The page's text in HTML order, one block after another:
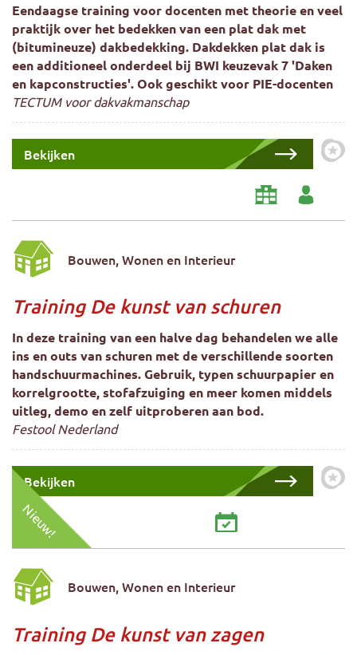
Eendaagse training voor docenten met theorie en veel
praktijk over het bedekken van een plat dak met
(bitumineuze) dakbedekking. Dakdekken plat dak is
een additioneel onderdeel bij BWI keuzevak 7 'Daken
en kapconstructies'. Ook geschikt voor PIE-docenten
TECTUM voor dakvakmanschap
Bekijken Zet
Nieuw!
Bouwen, Wonen en Interieur
Training De kunst van schuren
In deze training van een halve dag behandelen we alle
ins en outs van schuren met de verschillende soorten
handschuurmachines. Gebruik, typen schuurpapier en
korrelgrootte, stofafzuiging en meer komen middels
uitleg, demo en zelf uitproberen aan bod.
Festool Nederland
Bekijken Zet
Bouwen, Wonen en Interieur
Training De kunst van zagen